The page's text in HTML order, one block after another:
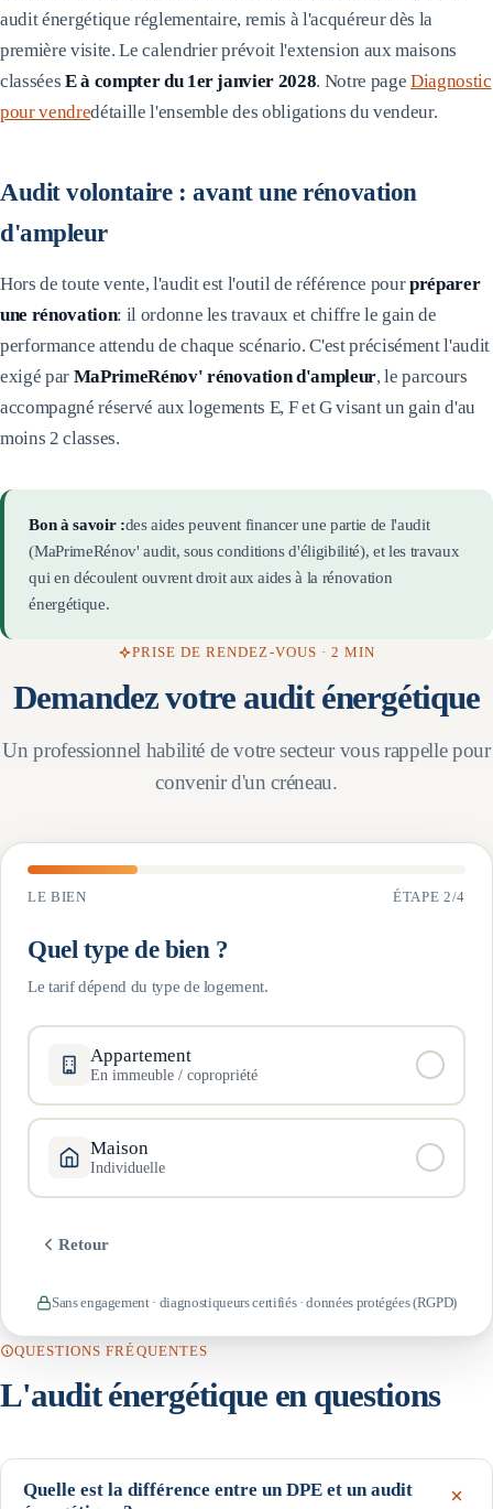
audit énergétique réglementaire, remis à l'acquéreur dès la
première visite. Le calendrier prévoit l'extension aux maisons
classées E à compter du 1er janvier 2028. Notre page Diagnostic
pour vendredétaille l'ensemble des obligations du vendeur.
Audit volontaire : avant une rénovation
d'ampleur
Hors de toute vente, l'audit est l'outil de référence pourpréparer
une rénovation: il ordonne les travaux et chiffre le gain de
performance attendu de chaque scénario. C'est précisément l'audit
exigé par MaPrimeRénov' rénovation d'ampleur, le parcours
accompagné réservé aux logements E, F et G visant un gain d'au
moins 2 classes.
Bon à savoir :des aides peuvent financer une partie de l'audit
(MaPrimeRénov' audit, sous conditions d'éligibilité), et les travaux
qui en découlent ouvrent droit aux aides à la rénovation
énergétique.
PRISE DE RENDEZ-VOUS · 2 MIN
Demandez votre audit énergétique
Un professionnel habilité de votre secteur vous rappelle pour
convenir d'un créneau.
LE BIEN ÉTAPE 2/4
Quel type de bien ?
Le tarif dépend du type de logement.
Appartement
En immeuble / copropriété
Maison
Individuelle
Retour
Sans engagement · diagnostiqueurs certifiés · données protégées (RGPD)
QUESTIONS FRÉQUENTES
L'audit énergétique en questions
Quelle est la différence entre un DPE et un audit